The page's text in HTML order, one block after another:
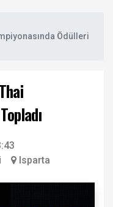
Ödülleri
Isparta